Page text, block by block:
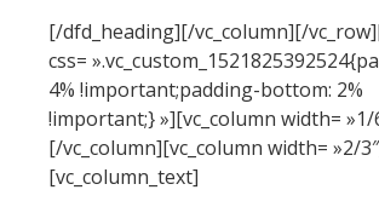
[/dfd_heading][/vc_column][/
css=
4% !important;padding-bottom: 2%
!important;} »][vc_column width= »1/
[/vc_column][vc_column width= »2/
[vc_column_text]